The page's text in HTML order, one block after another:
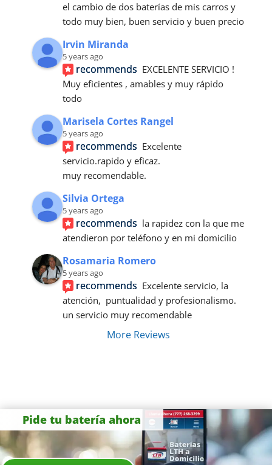
el cambio de dos baterías de mis carros y
todo muy bien, buen servicio y buen precio
Irvin Miranda
5 years ago
recommends EXCELENTE SERVICIO !
Muy eficientes , amables y muy rápido
todo
Marisela Cortes Rangel
5 years ago
recommends Excelente
servicio.rapido y eficaz.
muy recomendable.
Silvia Ortega
5 years ago
recommends la rapidez con la que me
atendieron por teléfono y en mi domicilio
Rosamaria Romero
5 years ago
recommends Excelente servicio, la
atención,  puntualidad y profesionalismo.
un servicio muy recomendable
More Reviews
Pide tu batería ahora